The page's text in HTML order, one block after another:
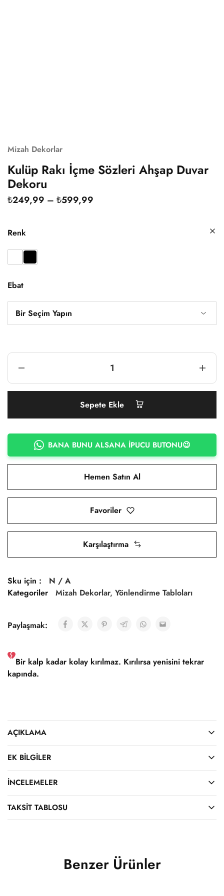
Mizah Dekorlar
Kulüp Rakı İçme Sözleri Ahşap Duvar
Dekoru
₺249,99 – ₺599,99
Renk
Ebat
Sepete Ekle
BANA BUNU ALSANA İPUCU BUTONU😉
Hemen Satın Al
Favoriler
Karşılaştırma
Sku için :
N / A
Kategoriler
Mizah Dekorlar, Yönlendirme Tabloları
Paylaşmak:
Bir kalp kadar kolay kırılmaz. Kırılırsa yenisini tekrar
kapında.
AÇIKLAMA
EK BILGILER
İNCELEMELER
TAKSIT TABLOSU
Benzer Ürünler